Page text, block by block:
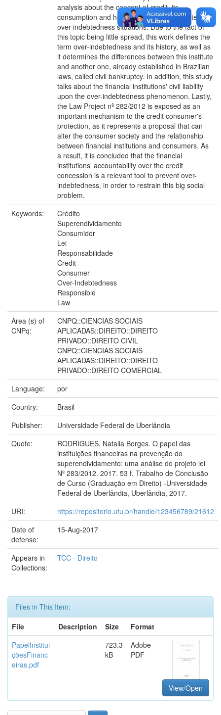
analysis about the concept of credit, its
consumption and how it contributes to create
over-indebtedness situations. Due to the fact of
this topic being little spread, this work defines the
term over-indebtedness and its history, as well as
it determines the differences between this institute
and another one, already established in Brazilian
laws, called civil bankruptcy. In addition, this study
talks about the financial institutions' civil liability
upon the over-indebtedness phenomenon. Lastly,
the Law Project nº 282/2012 is exposed as an
important mechanism to the credit consumer's
protection, as it represents a proposal that can
alter the consumer society and the relationship
between financial institutions and consumers. As
a result, it is concluded that the financial
institutions' accountability over the credit
concession is a relevant tool to prevent over-
indebtedness, in order to restrain this big social
problem.
Keywords:
Crédito
Superendividamento
Consumidor
Lei
Responsabilidade
Credit
Consumer
Over-Indebtedness
Responsible
Law
Area (s) of
CNPq:
CNPQ::CIENCIAS SOCIAIS
APLICADAS::DIREITO::DIREITO
PRIVADO::DIREITO CIVIL
CNPQ::CIENCIAS SOCIAIS
APLICADAS::DIREITO::DIREITO
PRIVADO::DIREITO COMERCIAL
Language:
por
Country:
Brasil
Publisher:
Universidade Federal de Uberlândia
Quote:
RODRIGUES, Natalia Borges. O papel das
instituições financeiras na prevenção do
superendividamento: uma análise do projeto lei
Nº 283/2012. 2017. 53 f. Trabalho de Conclusão
de Curso (Graduação em Direito) -Universidade
Federal de Uberlândia, Uberlândia, 2017.
URI:
https://repositorio.ufu.br/handle/123456789/21612
Date of
defense:
15-Aug-2017
Appears in
Collections:
TCC - Direito
Files in This Item:
File
Description Size
Format
PapelInstitui
çõesFinanc
eiras.pdf
723.3
kB
Adobe
PDF
View/Open